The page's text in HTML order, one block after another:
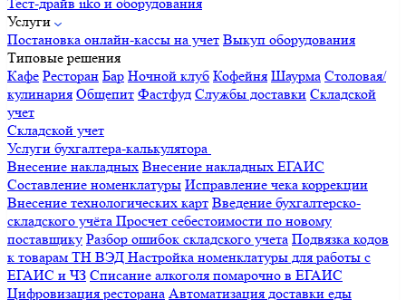
Тест-драйв iiko и оборудования
Услуги
Постановка онлайн-кассы на учет Выкуп оборудования
Типовые решения
Кафе Ресторан Бар Ночной клуб Кофейня Шаурма Столовая/
кулинария Общепит Фастфуд Службы доставки Складской
учет
Складской учет
Услуги бухгалтера-калькулятора
Внесение накладных Внесение накладных ЕГАИС
Составление номенклатуры Исправление чека коррекции
Внесение технологических карт Введение бухгалтерско-
складского учёта Просчет себестоимости по новому
поставщику Разбор ошибок складского учета Подвязка кодов
к товарам ТН ВЭД Настройка номенклатуры для работы с
ЕГАИС и ЧЗ Списание алкоголя помарочно в ЕГАИС
Цифровизация ресторана Автоматизация доставки еды